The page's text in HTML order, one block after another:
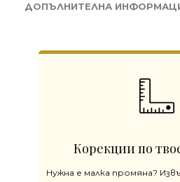
ДОПЪЛНИТЕЛНА
Корекции по
Нужна е малка промяна?